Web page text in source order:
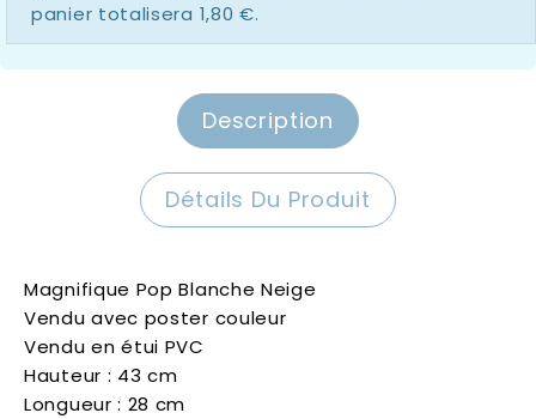
panier totalisera 1,80 €.
Description
Détails Du Produit
Magnifique Pop Blanche Neige
Vendu avec poster couleur
Vendu en étui PVC
Hauteur : 43 cm
Longueur : 28 cm